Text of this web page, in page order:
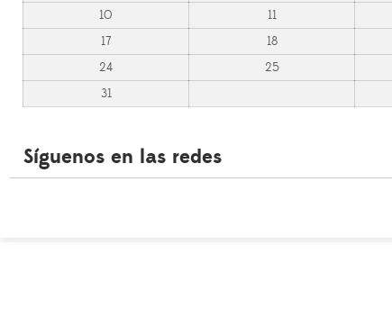
10
11
17
18
24
25
31
Síguenos en las redes